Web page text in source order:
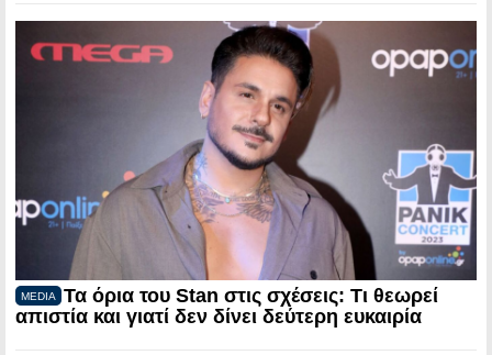
MEDIA
Τα όρια του Stan στις σχέσεις: Τι θεωρεί
απιστία και γιατί δεν δίνει δεύτερη ευκαιρία